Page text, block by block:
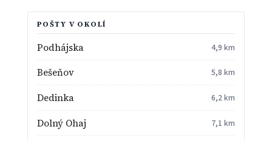
POŠTY V OKOLÍ
Podhájska 4,9 km
Bešeňov 5,8 km
Dedinka 6,2 km
Dolný Ohaj 7,1 km